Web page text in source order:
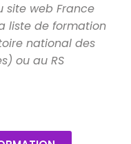
site web France
liste de formation
national des
ou au RS